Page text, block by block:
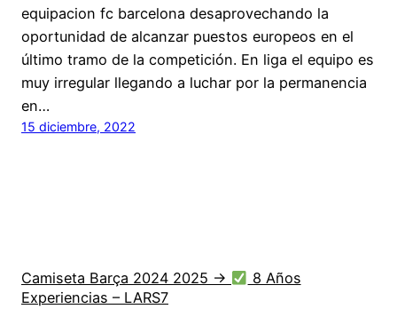
equipacion fc barcelona desaprovechando la
oportunidad de alcanzar puestos europeos en el
último tramo de la competición. En liga el equipo es
muy irregular llegando a luchar por la permanencia
en…
15 diciembre, 2022
Camiseta Barça 2024 2025 →
8 Años
Experiencias – LARS7